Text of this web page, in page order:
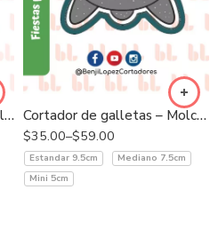
Cortador de galletas con sello – Mario Bros Peach
Cortador de galletas – Molcajete
$35.00–$59.00
Estandar 9.5cm
Mediano 7.5cm
Mini 5cm